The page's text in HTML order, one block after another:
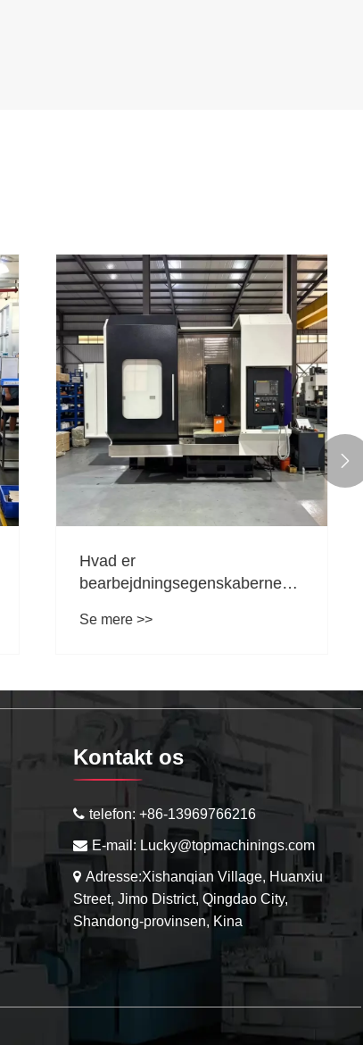
Hvad er forskellen mellem
gevindforsynede
afstandsstykker?
Se mere >>

Kontakt os
telefon: +86-13969766216
E-mail: Lucky@topmachinings.com
Adresse:Xishanqian Village, Huanxiu
Street, Jimo District, Qingdao City,
Shandong-provinsen, Kina